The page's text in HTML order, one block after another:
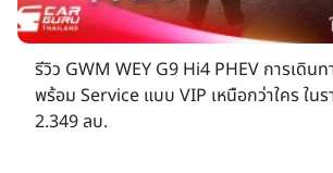
รีวิว GWM WEY G9 Hi4 PHEV การเดินท
พร้อม Service แบบ VIP เหนือกว่าใคร ในร
2.349 ลบ.